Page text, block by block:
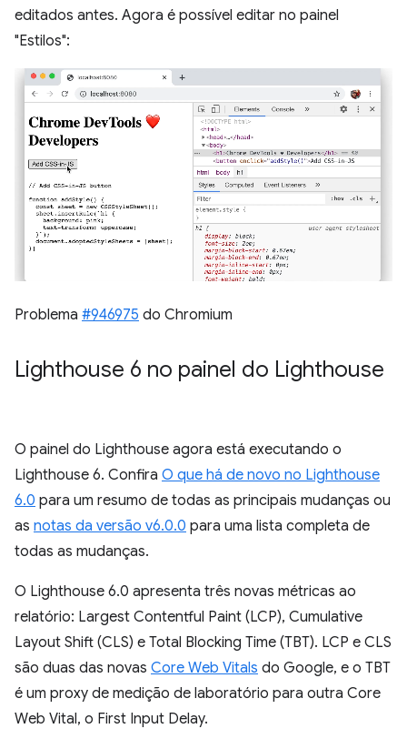
editados antes. Agora é possível editar no painel
"Estilos":
Problema #946975 do Chromium
Lighthouse 6 no painel do Lighthouse
O painel do Lighthouse agora está executando o
Lighthouse 6. Confira O que há de novo no Lighthouse
6.0 para um resumo de todas as principais mudanças ou
as notas da versão v6.0.0 para uma lista completa de
todas as mudanças.
O Lighthouse 6.0 apresenta três novas métricas ao
relatório: Largest Contentful Paint (LCP), Cumulative
Layout Shift (CLS) e Total Blocking Time (TBT). LCP e CLS
são duas das novas Core Web Vitals do Google, e o TBT
é um proxy de medição de laboratório para outra Core
Web Vital, o First Input Delay.